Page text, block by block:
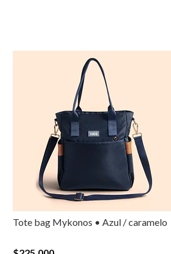
Tote bag Mykonos • Azul / caramelo